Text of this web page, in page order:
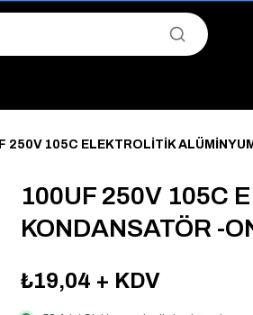
Aynı Gün Kargo Avantajı!
Stoktan Hemen Teslim."
250V 105C ELEKTROLİTİK
100UF 250V 105C
KONDANSATÖR -
₺19,04 + KDV